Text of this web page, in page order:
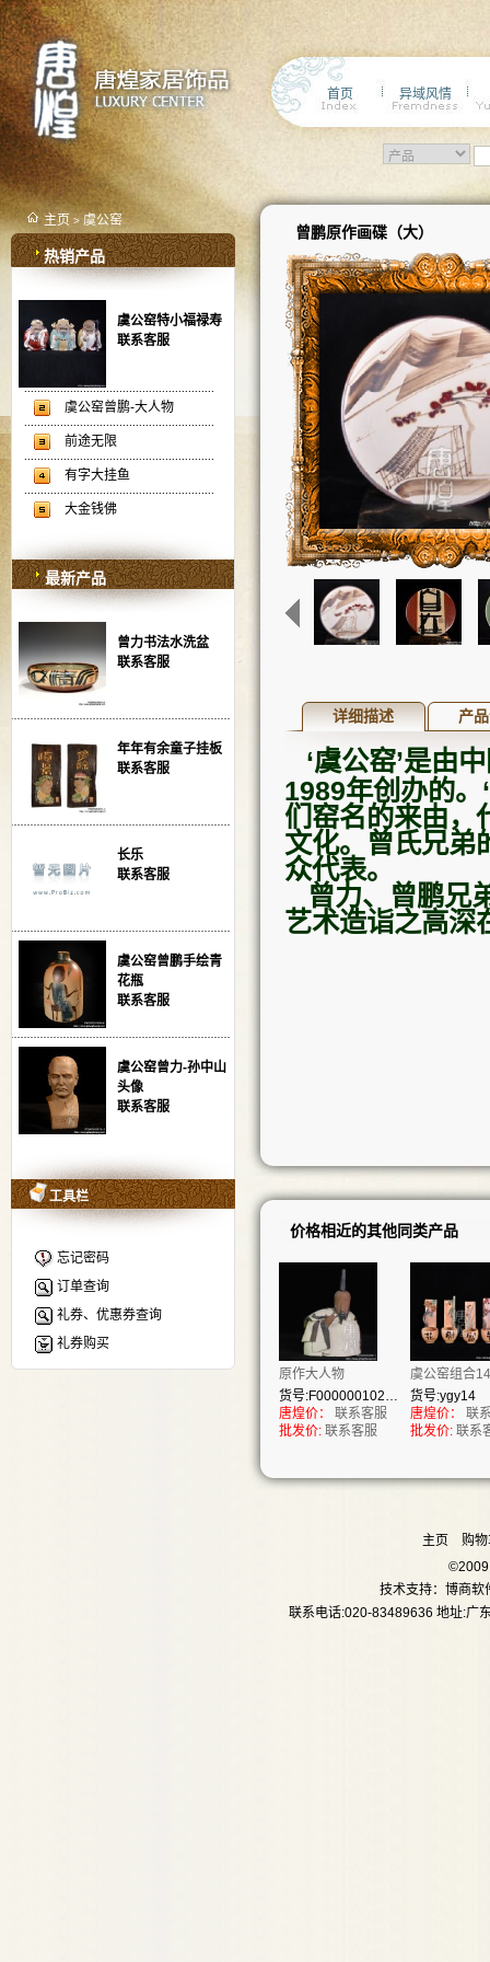
首页 异域风情
主页 > 虞公窑
热销产品
虞公窑特小福禄寿
联系客服
虞公窑曾鹏-大人物
前途无限
有字大挂鱼
大金钱佛
最新产品
曾力书法水洗盆
联系客服
年年有余童子挂板
联系客服
长乐
联系客服
虞公窑曾鹏手绘青
花瓶
联系客服
虞公窑曾力-孙中山
头像
联系客服
工具栏
忘记密码
订单查询
礼券、优惠券查询
礼券购买
曾鹏原作画碟（大）
详细描述 产
‘虞公窑’是由
1989年创办的。
们窑名的来由，
文化。曾氏兄弟
众代表。
曾力、曾鹏兄
艺术造诣之高深
价格相近的其他同类产品
原作大人物
货号:F00000010284
唐煌价： 联系客服
批发价: 联系客服
虞公窑组合14
货号:ygy14
唐煌价： 联
批发价: 联系
主页
购
©2009
技术支持：博商软
联系电话:020-83489636 地址:广